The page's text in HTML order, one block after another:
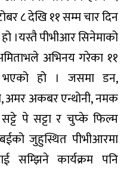
८ देखि ११ सम्म चार दिन
।यस्तै पीभीआर सिनेमाको
अभिनय गरेका ११
भएको हो । जसमा डन,
अमर अकबर एन्थोनी, नमक
सट्टे पे सट्टा र चुप्के फिल्म
जुहुस्थित पीभीआरमा
सम्झिने कार्यक्रम पनि